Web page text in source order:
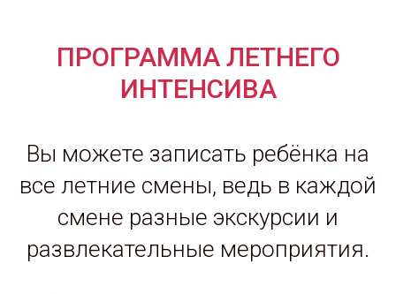
ПРОГРАММА ЛЕТНЕГО
ИНТЕНСИВА
Вы можете записать ребёнка на
все летние смены, ведь в каждой
смене разные экскурсии и
развлекательные мероприятия.